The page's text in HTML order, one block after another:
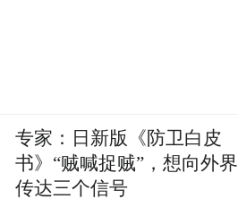
专家：日新版《防卫白皮
书》“贼喊捉贼”，想向外界
传达三个信号